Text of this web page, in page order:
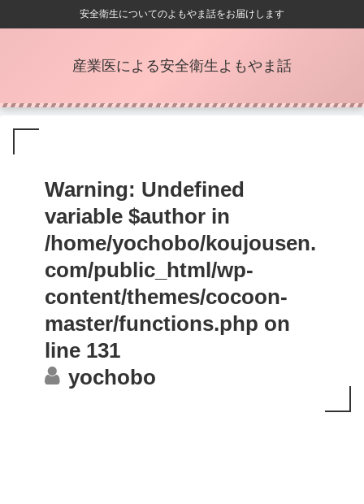
安全衛生についてのよもやま話をお届けします
産業医による安全衛生よもやま話
Warning: Undefined
variable $author in
/home/yochobo/koujousen.
com/public_html/wp-
content/themes/cocoon-
master/functions.php on
line 131
yochobo